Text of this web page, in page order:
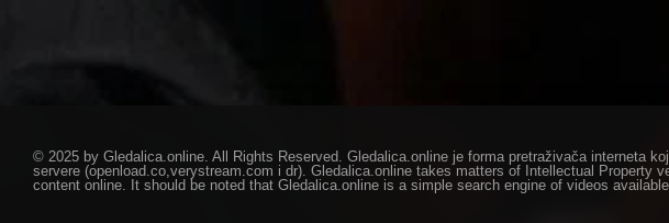
© 2025 by Gledalica.online. All Rights Reserved. Gledalica.online je forma pretraživača interneta
servere (openload.co,verystream.com i dr). Gledalica.online takes matters of Intellectual
content online. It should be noted that Gledalica.online is a simple search engine of videos